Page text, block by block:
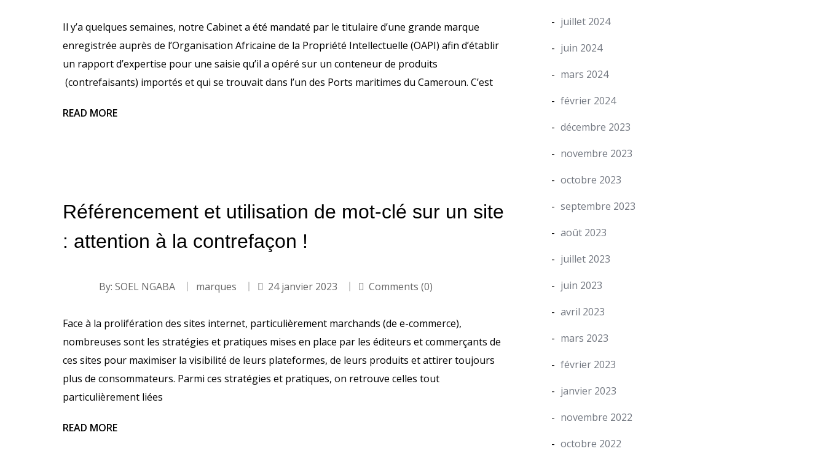
Il y’a quelques semaines, notre Cabinet a été mandaté par le titulaire d’une grande marque
enregistrée auprès de l’Organisation Africaine de la Propriété Intellectuelle (OAPI) afin d’établir
un rapport d’expertise pour une saisie qu’il a opéré sur un conteneur de produits
(contrefaisants) importés et qui se trouvait dans l’un des Ports maritimes du Cameroun. C’est
READ MORE
Référencement et utilisation de mot-clé sur un site
: attention à la contrefaçon !
By: SOEL NGABA marques 24 janvier 2023 Comments (0)
Face à la prolifération des sites internet, particulièrement marchands (de e-commerce),
nombreuses sont les stratégies et pratiques mises en place par les éditeurs et commerçants de
ces sites pour maximiser la visibilité de leurs plateformes, de leurs produits et attirer toujours
plus de consommateurs. Parmi ces stratégies et pratiques, on retrouve celles tout
particulièrement liées
READ MORE
juillet 2024
juin 2024
mars 2024
février 2024
décembre 2023
novembre 2023
octobre 2023
septembre 2023
août 2023
juillet 2023
juin 2023
avril 2023
mars 2023
février 2023
janvier 2023
novembre 2022
octobre 2022